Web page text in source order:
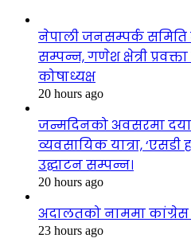
नेपाली जनसम्पर्क
सम्पन्न, गणेश क्षेत्री
कोषाध्यक्ष
20 hours ago
जन्मदिनको अवसरमा
व्यवसायिक यात्रा, ‘एसडी
उद्घाटन सम्पन्न।
20 hours ago
अदालतको नाममा
23 hours ago